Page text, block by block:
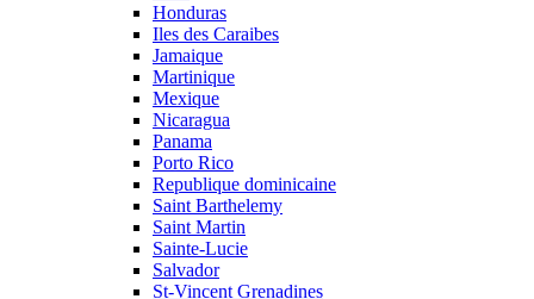
Honduras
Iles des Caraibes
Jamaique
Martinique
Mexique
Nicaragua
Panama
Porto Rico
Republique dominicaine
Saint Barthelemy
Saint Martin
Sainte-Lucie
Salvador
St-Vincent Grenadines